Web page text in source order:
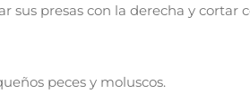
presas con la derecha y cortar
peces y moluscos.